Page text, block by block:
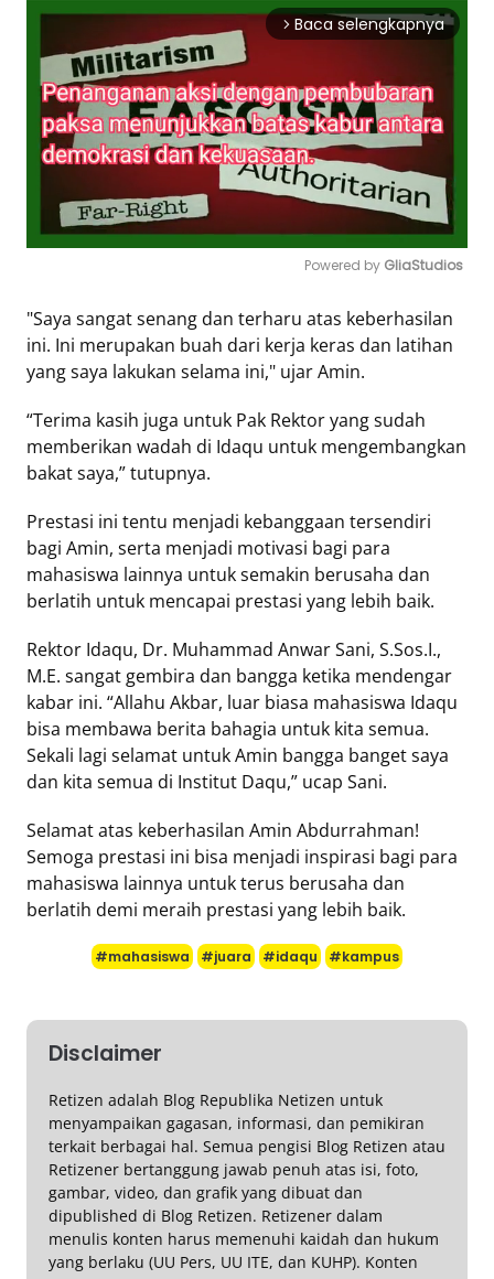
arrow_forward_ios Baca selengkapnya
Mute
Powered by GliaStudios
"Saya sangat senang dan terharu atas keberhasilan
ini. Ini merupakan buah dari kerja keras dan latihan
yang saya lakukan selama ini," ujar Amin.
“Terima kasih juga untuk Pak Rektor yang sudah
memberikan wadah di Idaqu untuk mengembangkan
bakat saya,” tutupnya.
Prestasi ini tentu menjadi kebanggaan tersendiri
bagi Amin, serta menjadi motivasi bagi para
mahasiswa lainnya untuk semakin berusaha dan
berlatih untuk mencapai prestasi yang lebih baik.
Rektor Idaqu, Dr. Muhammad Anwar Sani, S.Sos.I.,
M.E. sangat gembira dan bangga ketika mendengar
kabar ini. “Allahu Akbar, luar biasa mahasiswa Idaqu
bisa membawa berita bahagia untuk kita semua.
Sekali lagi selamat untuk Amin bangga banget saya
dan kita semua di Institut Daqu,” ucap Sani.
Selamat atas keberhasilan Amin Abdurrahman!
Semoga prestasi ini bisa menjadi inspirasi bagi para
mahasiswa lainnya untuk terus berusaha dan
berlatih demi meraih prestasi yang lebih baik.
#mahasiswa #juara #idaqu #kampus
Disclaimer
Retizen adalah Blog Republika Netizen untuk
menyampaikan gagasan, informasi, dan pemikiran
terkait berbagai hal. Semua pengisi Blog Retizen atau
Retizener bertanggung jawab penuh atas isi, foto,
gambar, video, dan grafik yang dibuat dan
dipublished di Blog Retizen. Retizener dalam
menulis konten harus memenuhi kaidah dan hukum
yang berlaku (UU Pers, UU ITE, dan KUHP). Konten
Cara
Retizen